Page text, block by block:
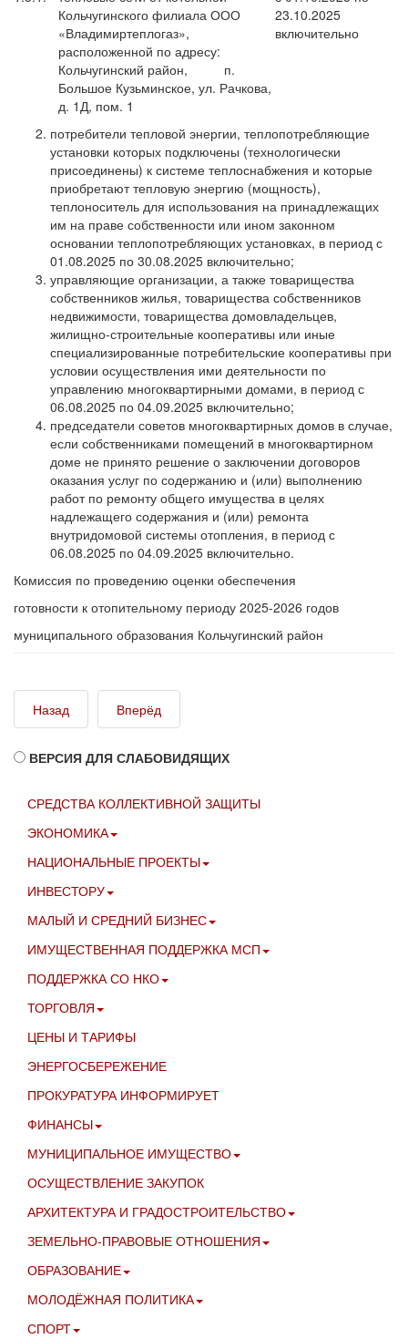
Кольчугинского филиала ООО
«Владимиртеплогаз»,
расположенной по адресу:
Кольчугинский район, п.
Большое Кузьминское, ул. Рачкова,
д. 1Д, пом. 1
23.10.2025
включительно
потребители тепловой энергии, теплопотребляющие
установки которых подключены (технологически
присоединены) к системе теплоснабжения и которые
приобретают тепловую энергию (мощность),
теплоноситель для использования на принадлежащих
им на праве собственности или ином законном
основании теплопотребляющих установках, в период с
01.08.2025 по 30.08.2025 включительно;
управляющие организации, а также товарищества
собственников жилья, товарищества собственников
недвижимости, товарищества домовладельцев,
жилищно-строительные кооперативы или иные
специализированные потребительские кооперативы при
условии осуществления ими деятельности по
управлению многоквартирными домами, в период с
06.08.2025 по 04.09.2025 включительно;
председатели советов многоквартирных домов в случае,
если собственниками помещений в многоквартирном
доме не принято решение о заключении договоров
оказания услуг по содержанию и (или) выполнению
работ по ремонту общего имущества в целях
надлежащего содержания и (или) ремонта
внутридомовой системы отопления, в период с
06.08.2025 по 04.09.2025 включительно.
Комиссия по проведению оценки обеспечения
готовности к отопительному периоду 2025-2026 годов
муниципального образования Кольчугинский район
Назад Вперёд
ВЕРСИЯ ДЛЯ СЛАБОВИДЯЩИХ
СРЕДСТВА КОЛЛЕКТИВНОЙ ЗАЩИТЫ
ЭКОНОМИКА
НАЦИОНАЛЬНЫЕ ПРОЕКТЫ
ИНВЕСТОРУ
МАЛЫЙ И СРЕДНИЙ БИЗНЕС
ИМУЩЕСТВЕННАЯ ПОДДЕРЖКА МСП
ПОДДЕРЖКА СО НКО
ТОРГОВЛЯ
ЦЕНЫ И ТАРИФЫ
ЭНЕРГОСБЕРЕЖЕНИЕ
ПРОКУРАТУРА ИНФОРМИРУЕТ
ФИНАНСЫ
МУНИЦИПАЛЬНОЕ ИМУЩЕСТВО
ОСУЩЕСТВЛЕНИЕ ЗАКУПОК
АРХИТЕКТУРА И ГРАДОСТРОИТЕЛЬСТВО
ЗЕМЕЛЬНО-ПРАВОВЫЕ ОТНОШЕНИЯ
ОБРАЗОВАНИЕ
МОЛОДЁЖНАЯ ПОЛИТИКА
СПОРТ